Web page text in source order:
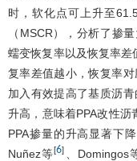
时，软化点可上升至
（MSCR），分析了掺
蠕变恢复率以及恢复率
复率差值越小，恢复率
加入有效提高了基质沥
升高，意味着PPA改性
PPA掺量的升高显著下
Nuñez等[6] 、Domingos